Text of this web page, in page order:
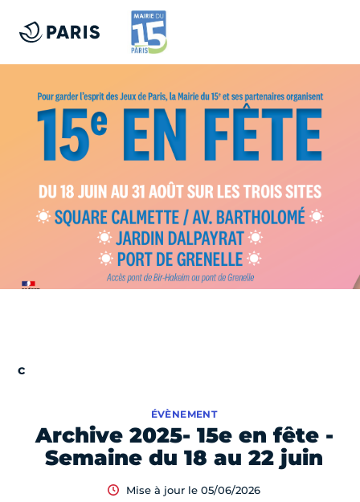
Archive 2025- 15e en fête -
Semaine du 18 au 22 juin
ÉVÈNEMENT
Mise à jour le 05/06/2026